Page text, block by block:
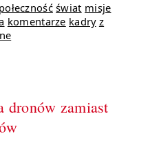
świat misje
komentarze kadry z
dronów zamiast